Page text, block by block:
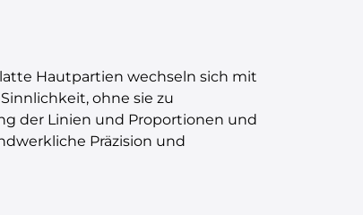
Hautpartien wechseln sich mit
ohne sie zu
der Linien und Proportionen und
Präzision und